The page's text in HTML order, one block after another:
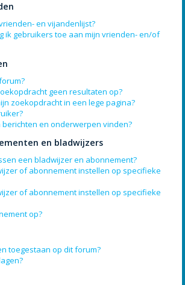
en vijandenlijst?
ik gebruikers toe aan mijn vrienden- en/of
geen resultaten op?
zoekopdracht in een lege pagina?
berichten en onderwerpen vinden?
en bladwijzers
een bladwijzer en abonnement?
of abonnement instellen op specifieke
of abonnement instellen op specifieke
op?
toegestaan op dit forum?